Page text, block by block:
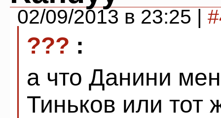
02/09/2013 в 23:25 |
??? :
а что Данини
Тиньков или